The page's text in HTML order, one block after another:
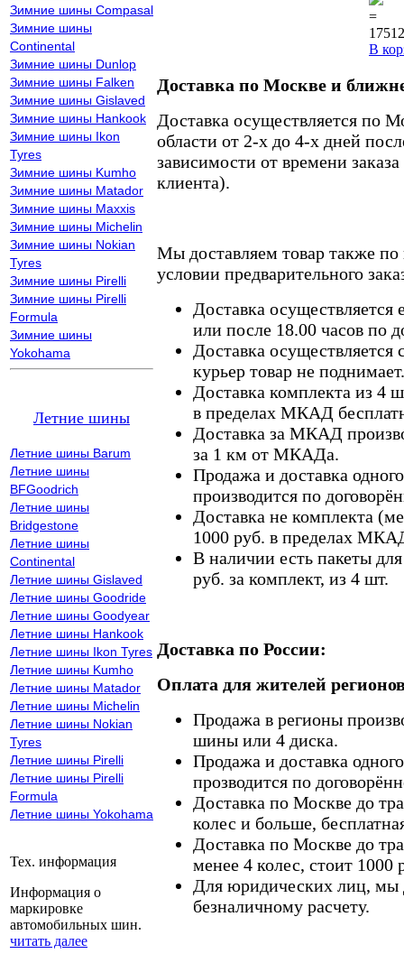
Зимние шины Compasal
Зимние шины
Continental
Зимние шины Dunlop
Зимние шины Falken
Зимние шины Gislaved
Зимние шины Hankook
Зимние шины Ikon
Tyres
Зимние шины Kumho
Зимние шины Matador
Зимние шины Maxxis
Зимние шины Michelin
Зимние шины Nokian
Tyres
Зимние шины Pirelli
Зимние шины Pirelli
Formula
Зимние шины
Yokohama
Летние шины
Летние шины Barum
Летние шины
BFGoodrich
Летние шины
Bridgestone
Летние шины
Continental
Летние шины Gislaved
Летние шины Goodride
Летние шины Goodyear
Летние шины Hankook
Летние шины Ikon Tyres
Летние шины Kumho
Летние шины Matador
Летние шины Michelin
Летние шины Nokian
Tyres
Летние шины Pirelli
Летние шины Pirelli
Formula
Летние шины Yokohama
Тех. информация
Информация о
маркировке
автомобильных шин.
читать далее
=
В
Доставка по Москве и
Доставка осуществляется по
области от 2-х до 4-х дней
зависимости от времени
клиента).
Мы доставляем товар также
условии предварительного
Доставка осуществляется
или после 18.00 часов по
Доставка осуществляется
курьер товар не поднимает.
Доставка комплекта из 4
в пределах МКАД
Доставка за МКАД
за 1 км от МКАДа.
Продажа и доставка
производится по
Доставка не комплекта
1000 руб. в пределах
В наличии есть пакеты
руб. за комплект, из 4 шт.
Доставка по России:
Оплата для жителей
Продажа в регионы
шины или 4 диска.
Продажа и доставка
прозводится по
Доставка по Москве до
колес и больше,
Доставка по Москве до
менее 4 колес, стоит 1000
Для юридических лиц, мы
безналичному расчету.